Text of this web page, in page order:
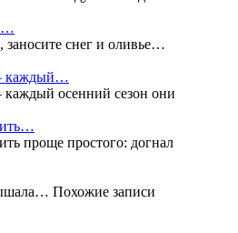
заносите снег и оливье…
каждый…
осенний сезон они
проще простого: догнал
Похожие записи